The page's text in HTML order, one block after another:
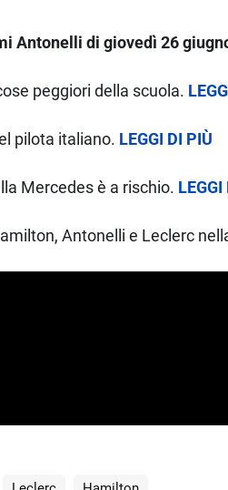
Antonelli di giovedì 26
peggiori della scuola.
pilota italiano. LEGGI DI PIÙ
Mercedes è a rischio. LEGGI
Antonelli e Leclerc